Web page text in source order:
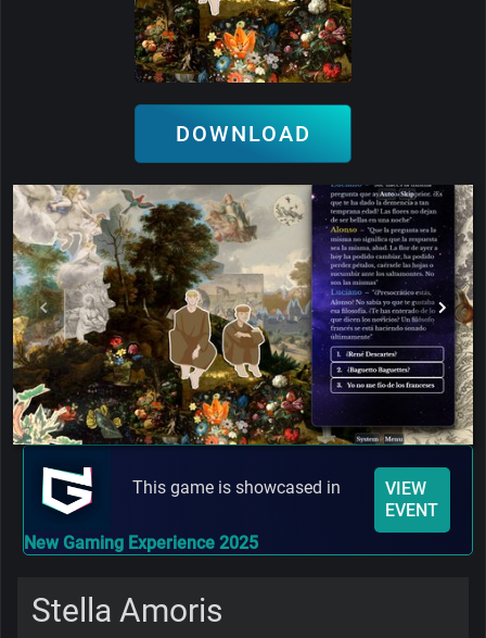
DOWNLOAD
This game is showcased in
New Gaming Experience 2025
VIEW
EVENT
Stella Amoris